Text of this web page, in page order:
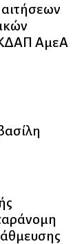
ΑμεΑ